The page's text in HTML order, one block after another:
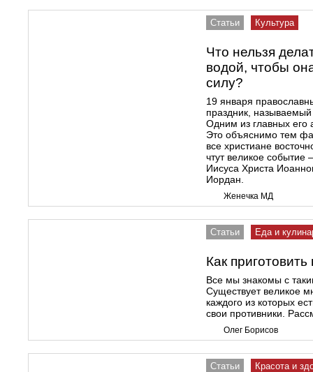
Статьи Культура
Что нельзя
водой, чтобы
силу?
19 января
праздник,
Одним из главных его
Это объяснимо тем
все христиане
чтут великое
Иисуса Христа
Иордан.
Женечка МД
Статьи Еда и
Как
Все мы знакомы с
Существует великое
каждого из которых
свои противники.
Олег Борисов
Статьи Красота и